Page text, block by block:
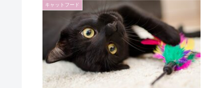
キャットフード